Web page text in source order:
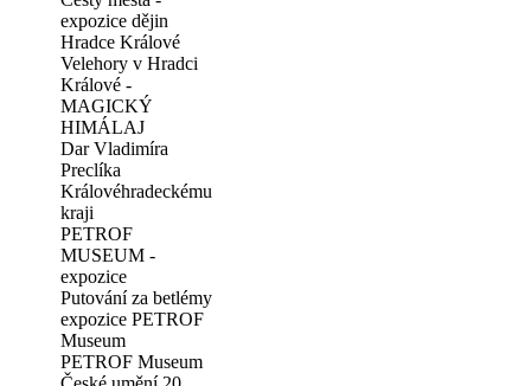
expozice dějin
Hradce Králové
Velehory v Hradci
Králové -
MAGICKÝ
HIMÁLAJ
Dar Vladimíra
Preclíka
Královéhradeckému
kraji
PETROF
MUSEUM -
expozice
Putování za betlémy
expozice PETROF
Museum
PETROF Museum